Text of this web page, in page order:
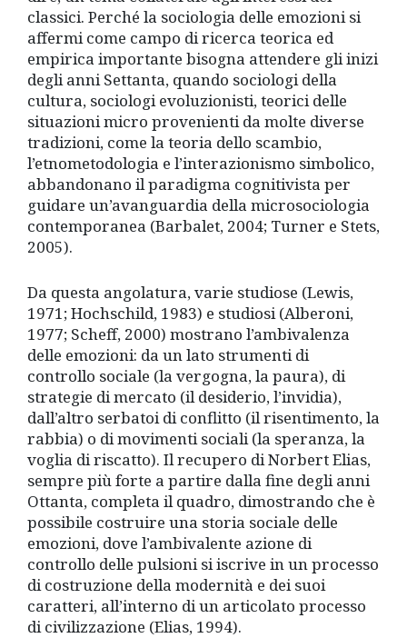
classici. Perché la sociologia delle emozioni si
affermi come campo di ricerca teorica ed
empirica importante bisogna attendere gli inizi
degli anni Settanta, quando sociologi della
cultura, sociologi evoluzionisti, teorici delle
situazioni micro provenienti da molte diverse
tradizioni, come la teoria dello scambio,
l’etnometodologia e l’interazionismo simbolico,
abbandonano il paradigma cognitivista per
guidare un’avanguardia della microsociologia
contemporanea (Barbalet, 2004; Turner e Stets,
2005).
Da questa angolatura, varie studiose (Lewis,
1971; Hochschild, 1983) e studiosi (Alberoni,
1977; Scheff, 2000) mostrano l’ambivalenza
delle emozioni: da un lato strumenti di
controllo sociale (la vergogna, la paura), di
strategie di mercato (il desiderio, l’invidia),
dall’altro serbatoi di conflitto (il risentimento, la
rabbia) o di movimenti sociali (la speranza, la
voglia di riscatto). Il recupero di Norbert Elias,
sempre più forte a partire dalla fine degli anni
Ottanta, completa il quadro, dimostrando che è
possibile costruire una storia sociale delle
emozioni, dove l’ambivalente azione di
controllo delle pulsioni si iscrive in un processo
di costruzione della modernità e dei suoi
caratteri, all’interno di un articolato processo
di civilizzazione (Elias, 1994).